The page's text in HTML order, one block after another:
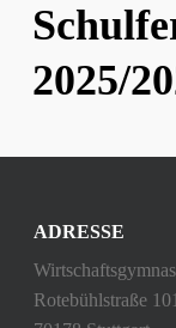
2025/
ADRESSE
Rotebühlstraße 101